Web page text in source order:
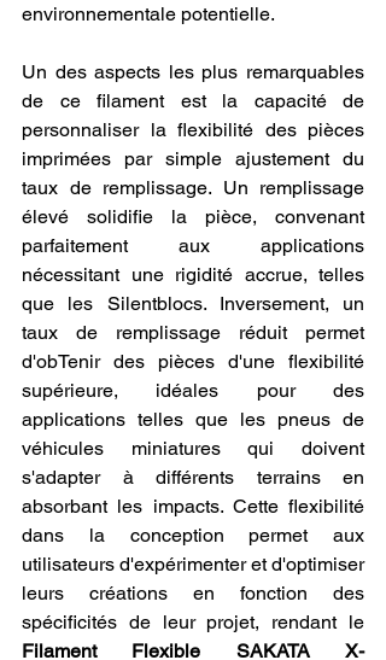
environnementale potentielle.
Un des aspects les plus remarquables
de ce filament est la capacité de
personnaliser la flexibilité des pièces
imprimées par simple ajustement du
taux de remplissage. Un remplissage
élevé solidifie la pièce, convenant
parfaitement aux applications
nécessitant une rigidité accrue, telles
que les Silentblocs. Inversement, un
taux de remplissage réduit permet
d'obTenir des pièces d'une flexibilité
supérieure, idéales pour des
applications telles que les pneus de
véhicules miniatures qui doivent
s'adapter à différents terrains en
absorbant les impacts. Cette flexibilité
dans la conception permet aux
utilisateurs d'expérimenter et d'optimiser
leurs créations en fonction des
Filament Flexible SAKATA X-